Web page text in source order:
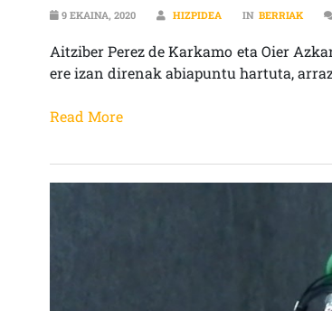
9 EKAINA, 2020 HIZPIDEA IN BERRIAK
Aitziber Perez de Karkamo eta Oier
ere izan direnak abiapuntu hartuta,
Read More